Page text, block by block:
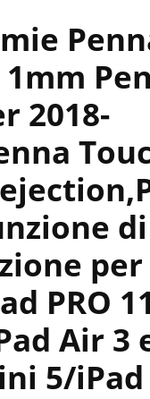
2018-
di
per
PRO
Air 3
5/